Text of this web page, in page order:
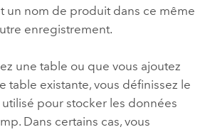
un nom de produit dans ce même
enregistrement.
une table ou que vous ajoutez
table existante, vous définissez le
pour stocker les données
Dans certains cas, vous